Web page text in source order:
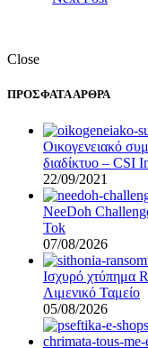
Close
ΠΡΟΣΦΑΤΑ ΑΡΘΡΑ
Οικογενειακό
διαδίκτυο – CSI
22/09/2021
NeeDoh
Tok
07/08/2026
Ισχυρό χτύπημα
Λιμενικό Ταμείο
05/08/2026